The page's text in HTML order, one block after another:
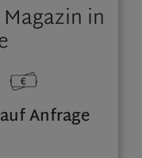
in
Anfrage